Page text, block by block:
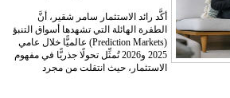
أكَّد رائد الاستثمار سامر شقير، أنَّ
الطفرة الهائلة التي تشهدها أسواق التنبؤ
(Prediction Markets) عالميًّا خلال عامي
2025 و2026 تُمثِّل تحولًا جذريًّا في مفهوم
الاستثمار، حيث انتقلت من مجرد